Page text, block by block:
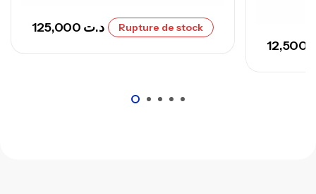
د.ت Rupture de stock